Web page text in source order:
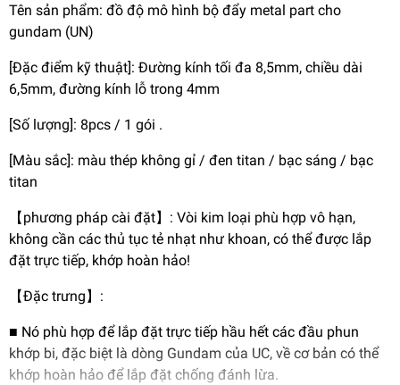
Tên sản phẩm: đồ độ mô hình bộ đẩy metal part cho
gundam (UN)
[Đặc điểm kỹ thuật]: Đường kính tối đa 8,5mm, chiều dài
6,5mm, đường kính lỗ trong 4mm
[Số lượng]: 8pcs / 1 gói .
[Màu sắc]: màu thép không gỉ / đen titan / bạc sáng / bạc
titan
【phương pháp cài đặt】: Vòi kim loại phù hợp vô hạn,
không cần các thủ tục tẻ nhạt như khoan, có thể được lắp
đặt trực tiếp, khớp hoàn hảo!
【Đặc trưng】:
■ Nó phù hợp để lắp đặt trực tiếp hầu hết các đầu phun
khớp bi, đặc biệt là dòng Gundam của UC, về cơ bản có thể
khớp hoàn hảo để lắp đặt chống đánh lừa.